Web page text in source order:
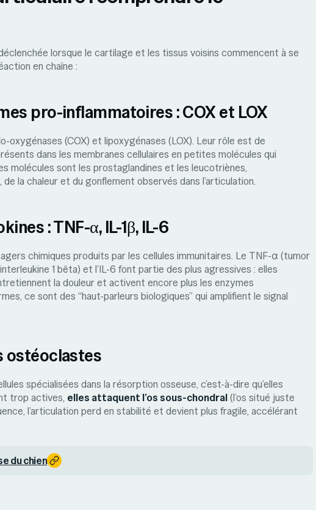
lorsque le cartilage et les tissus voisins commencent à se
en chaîne :
pro-inflammatoires : COX et LOX
oxygénases (COX) et lipoxygénases (LOX). Leur rôle est de
dans les membranes cellulaires en petites molécules qui
molécules sont les prostaglandines et les leucotriènes,
, de la chaleur et du gonflement observés dans l’articulation.
: TNF-α, IL-1β, IL-6
chimiques produits par les cellules immunitaires. Le TNF-α (tumor
1 bêta) et l’IL-6 font partie des plus agressives : elles
la douleur et activent encore plus les enzymes
ce sont des “haut-parleurs biologiques” qui amplifient le signal
ostéoclastes
spécialisées dans la résorption osseuse, c’est-à-dire qu’elles
trop actives, elles attaquent l’os sous-chondral(l’os situé juste
l’articulation perd en stabilité et devient plus fragile, accélérant
du chien